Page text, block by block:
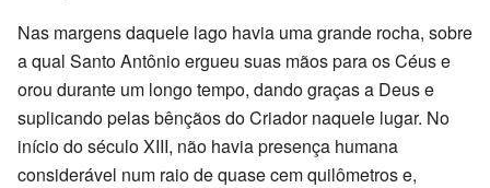
Nas margens daquele lago havia uma grande rocha, sobre
a qual Santo Antônio ergueu suas mãos para os Céus e
orou durante um longo tempo, dando graças a Deus e
suplicando pelas bênçãos do Criador naquele lugar. No
início do século XIII, não havia presença humana
considerável num raio de quase cem quilômetros e,